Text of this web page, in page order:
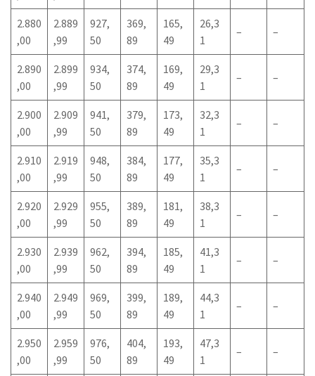
2.880
,00
2.889
,99
927,
50
369,
89
165,
49
26,3
1
– –
2.890
,00
2.899
,99
934,
50
374,
89
169,
49
29,3
1
– –
2.900
,00
2.909
,99
941,
50
379,
89
173,
49
32,3
1
– –
2.910
,00
2.919
,99
948,
50
384,
89
177,
49
35,3
1
– –
2.920
,00
2.929
,99
955,
50
389,
89
181,
49
38,3
1
– –
2.930
,00
2.939
,99
962,
50
394,
89
185,
49
41,3
1
– –
2.940
,00
2.949
,99
969,
50
399,
89
189,
49
44,3
1
– –
2.950
,00
2.959
,99
976,
50
404,
89
193,
49
47,3
1
– –